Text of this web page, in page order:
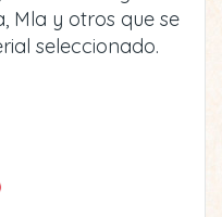
Mla y otros que se
seleccionado.